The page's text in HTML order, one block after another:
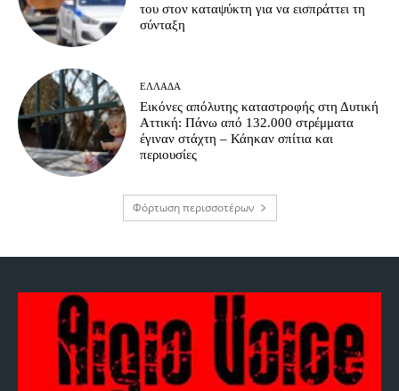
του στον καταψύκτη για να εισπράττει τη
σύνταξη
ΕΛΛΆΔΑ
Εικόνες απόλυτης καταστροφής στη Δυτική
Αττική: Πάνω από 132.000 στρέμματα
έγιναν στάχτη – Κάηκαν σπίτια και
περιουσίες
Φόρτωση περισσοτέρων